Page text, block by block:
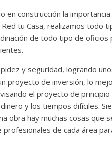
en construcción la
tu Casa, realizamos todo
de todo tipo de oficios
y seguridad, logrando
proyecto de inversión, lo
el proyecto de principio
y los tiempos difíciles.
obra hay muchas cosas que
de cada área